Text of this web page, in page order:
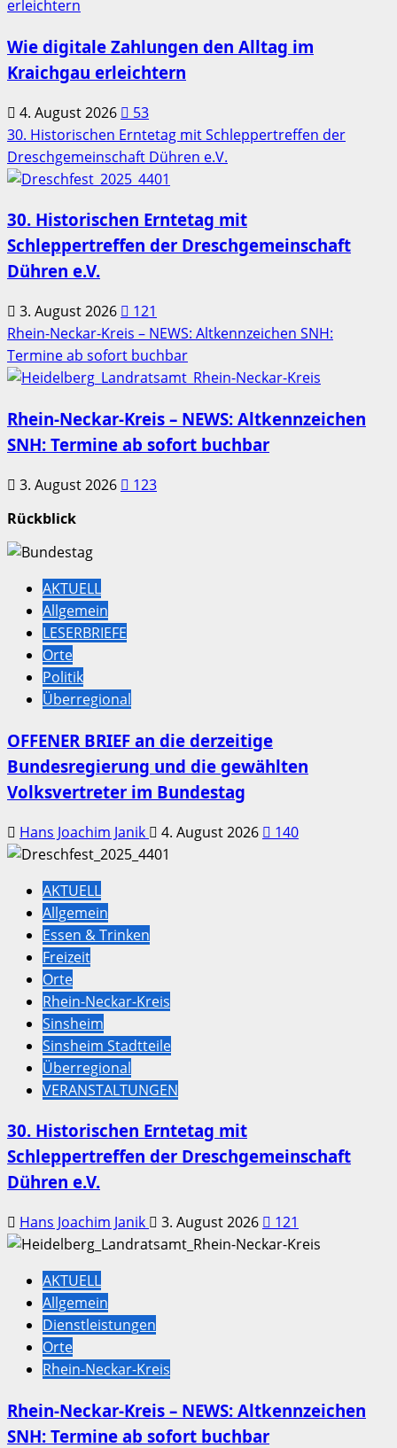
Wie digitale Zahlungen den Alltag im
Kraichgau erleichtern
4. August 2026
53
30. Historischen Erntetag mit Schleppertreffen der
Dreschgemeinschaft Dühren e.V.
30. Historischen Erntetag mit
Schleppertreffen der Dreschgemeinschaft
Dühren e.V.
3. August 2026
121
Rhein-Neckar-Kreis – NEWS: Altkennzeichen SNH:
Termine ab sofort buchbar
Rhein-Neckar-Kreis – NEWS: Altkennzeichen
SNH: Termine ab sofort buchbar
3. August 2026
123
Rückblick
AKTUELL
Allgemein
LESERBRIEFE
Orte
Politik
Überregional
OFFENER BRIEF an die derzeitige
Bundesregierung und die gewählten
Volksvertreter im Bundestag
Hans Joachim Janik 4. August 2026 140
AKTUELL
Allgemein
Essen & Trinken
Freizeit
Orte
Rhein-Neckar-Kreis
Sinsheim
Sinsheim Stadtteile
Überregional
VERANSTALTUNGEN
30. Historischen Erntetag mit
Schleppertreffen der Dreschgemeinschaft
Dühren e.V.
Hans Joachim Janik 3. August 2026 121
AKTUELL
Allgemein
Dienstleistungen
Orte
Rhein-Neckar-Kreis
Rhein-Neckar-Kreis – NEWS: Altkennzeichen
SNH: Termine ab sofort buchbar